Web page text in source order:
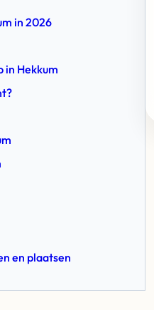
in 2026
in Hekkum
en plaatsen